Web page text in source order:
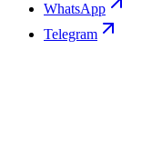
WhatsApp
Telegram